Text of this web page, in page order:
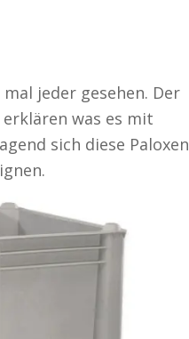
jeder gesehen. Der
was es mit
sich diese Paloxen